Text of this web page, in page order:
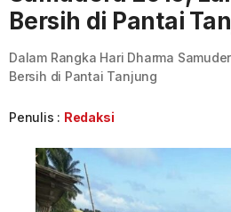
Bersih di Pantai
Dalam Rangka Hari Dharma
Bersih di Pantai Tanjung
Penulis : Redaksi